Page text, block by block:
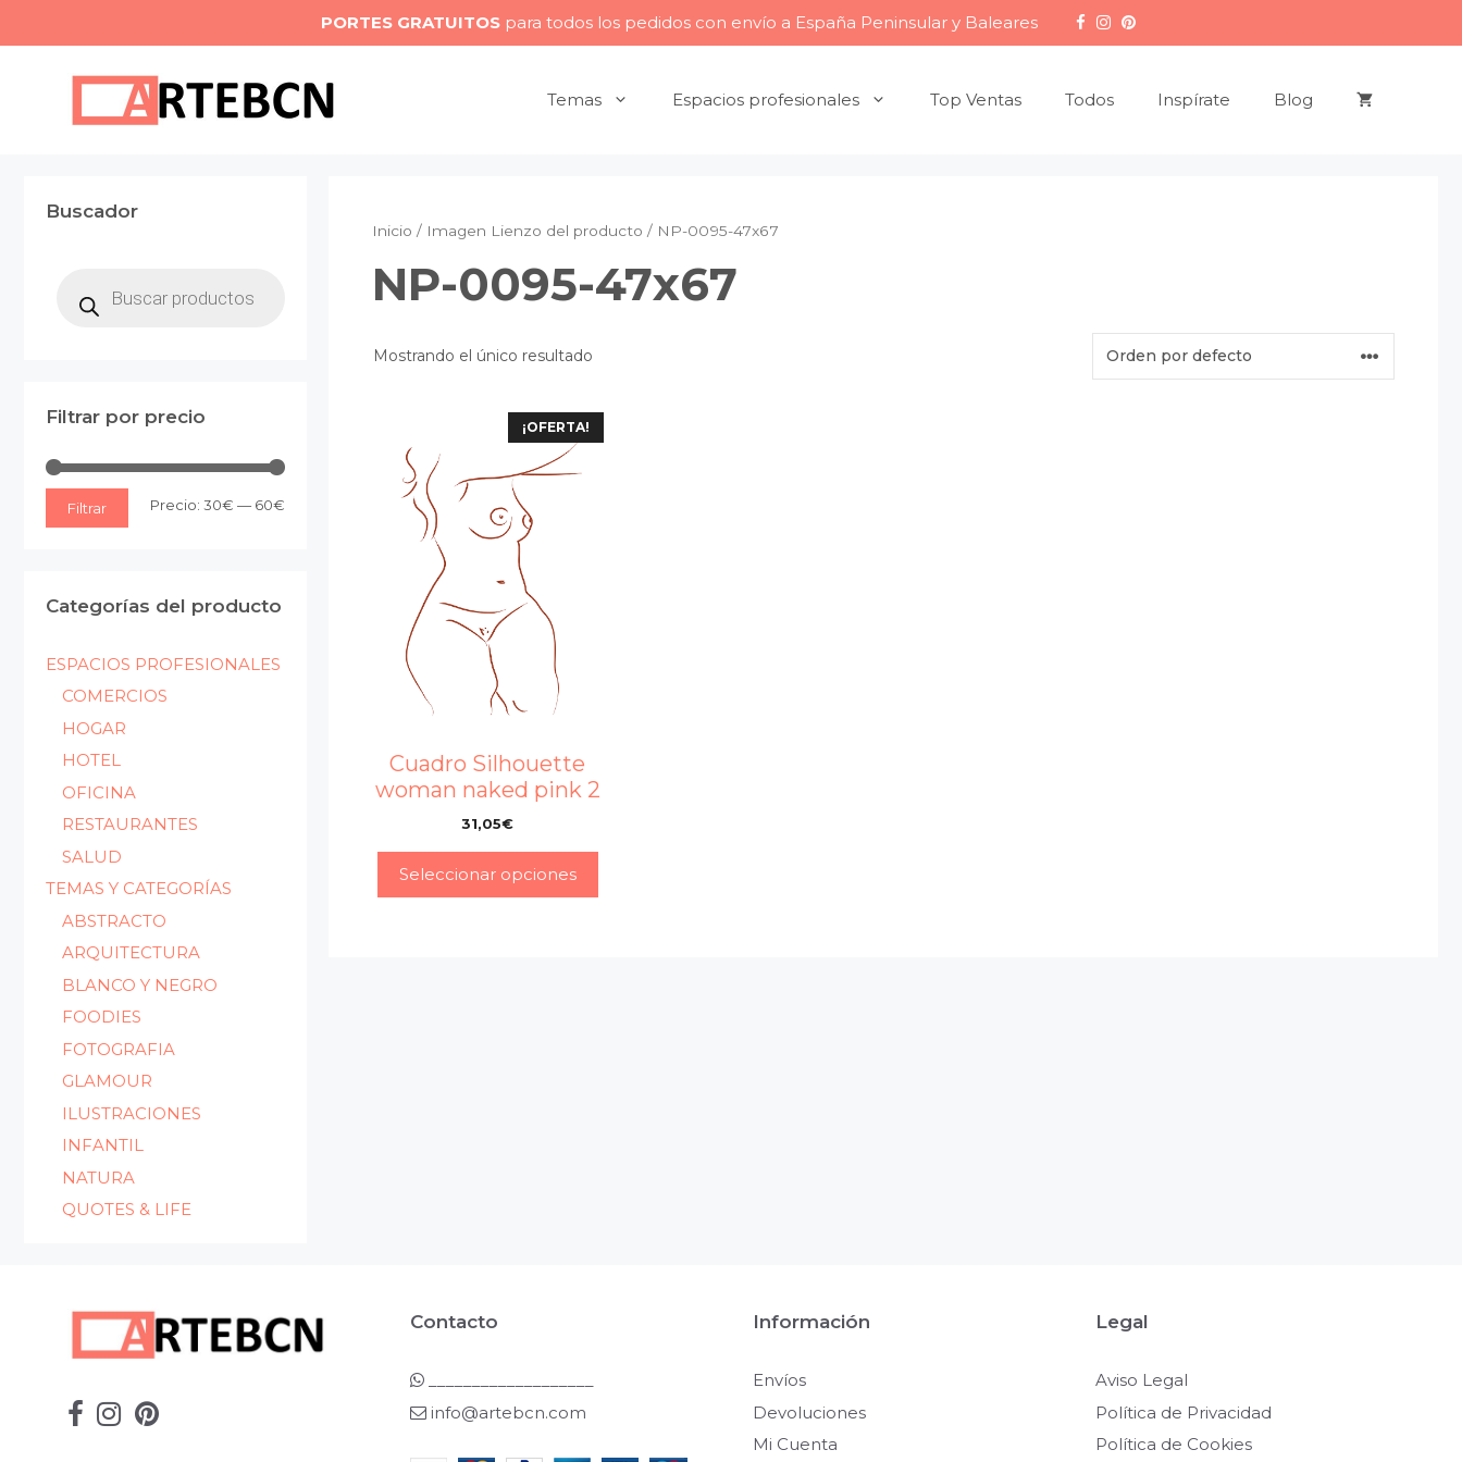
PORTES GRATUITOSpara todos los pedidos con envío a España Peninsular y Baleares
Temas Espacios profesionales Top Ventas Todos Inspírate Blog
Inicio / Imagen Lienzo del producto / NP-0095-47x67
NP-0095-47x67
Mostrando el único resultado
¡OFERTA!
Cuadro Silhouette
woman naked pink 2
31,05€
Seleccionar opciones
Buscador
productos
Filtrar por precio
Filtrar Precio: 30€ — 60€
Categorías del producto
ESPACIOS PROFESIONALES
COMERCIOS
HOGAR
HOTEL
OFICINA
RESTAURANTES
SALUD
TEMAS Y CATEGORÍAS
ABSTRACTO
ARQUITECTURA
BLANCO Y NEGRO
FOODIES
FOTOGRAFIA
GLAMOUR
ILUSTRACIONES
INFANTIL
NATURA
QUOTES & LIFE
Contacto
info@artebcn.com
Información
Envíos
Devoluciones
Mi Cuenta
Legal
Aviso Legal
Política de Privacidad
Política de Cookies